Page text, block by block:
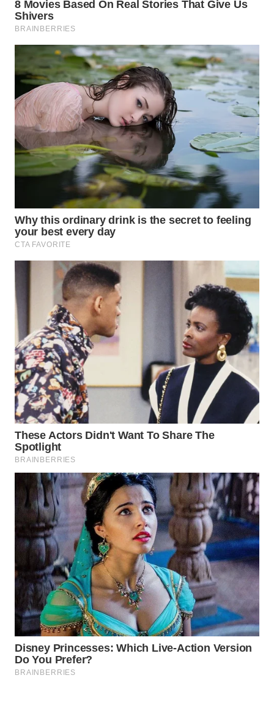
ADVOKAT
INFRASTRUKTUR
WAHANA
KONSUMEN
WAHANA
LISTRIK
WAHANA
WAHANA
TV
WAHANANEWS
WAHANANEWS
CO ID
WAHANANEWS
NET
WAHANA
SPORT
WAHANA
UMKM
WAHANA
SELEB
WAHANA
PERSONA
WAHANA
OTOMOTIF
WAHANA
WAHANA